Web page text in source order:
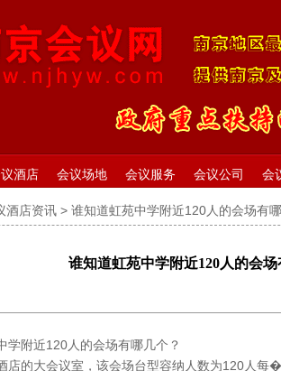
酒店 会议场地 会议服务 会议公司 会
酒店资讯 > 谁知道虹苑中学附近120人的会场有
谁知道虹苑中学附近120人的会
学附近120人的会场有哪几个？
店的大会议室，该会场台型容纳人数为120人